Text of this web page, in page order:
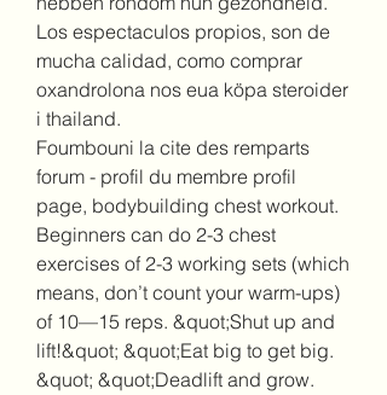
Los espectaculos propios, son de
mucha calidad, como comprar
oxandrolona nos eua köpa steroider
i thailand.
Foumbouni la cite des remparts
forum - profil du membre profil
page, bodybuilding chest workout.
Beginners can do 2-3 chest
exercises of 2-3 working sets (which
means, don’t count your warm-ups)
of 10—15 reps. &quot;Shut up and
lift!&quot; &quot;Eat big to get big.
&quot; &quot;Deadlift and grow.